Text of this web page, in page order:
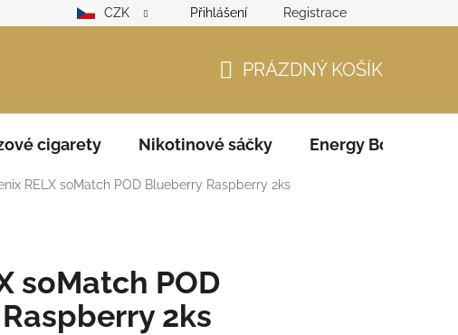
Reklamační řád GDPR Zodpovědný prodejce – ověření věku
CZK Přihlášení Registrace
KOŠÍK
PRÁZDNÝ KOŠÍK
cigarety Nikotinové sáčky Energy Boosters
RELX soMatch POD Blueberry Raspberry 2ks
soMatch POD
2ks